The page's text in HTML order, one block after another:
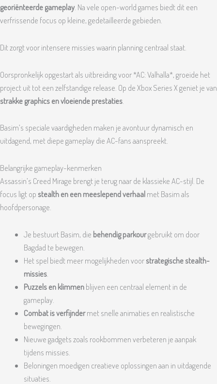
georiënteerde gameplay. Na vele open-world games biedt dit een
verfrissende focus op kleine, gedetailleerde gebieden.
Dit zorgt voor intensere missies waarin planning centraal staat.
Oorspronkelijk opgestart als uitbreiding voor *AC: Valhalla*, groeide het
project uit tot een zelfstandige release. Op de Xbox Series X geniet je van
strakke graphics en vloeiende prestaties
Basim’s speciale vaardigheden maken je avontuur dynamisch en
uitdagend, met diepe gameplay die AC-fans aanspreekt.
Belangrijke gameplay-kenmerken
Assassin’s Creed Mirage brengt je terug naar de klassieke AC-stijl. De
focus ligt opstealth en een meeslepend verhaalmet Basim als
hoofdpersonage.
Je bestuurt Basim, die behendig parkourgebruikt om door
Bagdad te bewegen.
Het spel biedt meer mogelijkheden voorstrategische stealth-
missies
Puzzels en klimmenblijven een centraal element in de
gameplay.
Combat is verfijndermet snelle animaties en realistische
bewegingen.
Nieuwe gadgets zoals rookbommen verbeteren je aanpak
tijdens missies.
Beloningen moedigen creatieve oplossingen aan in uitdagende
situaties.